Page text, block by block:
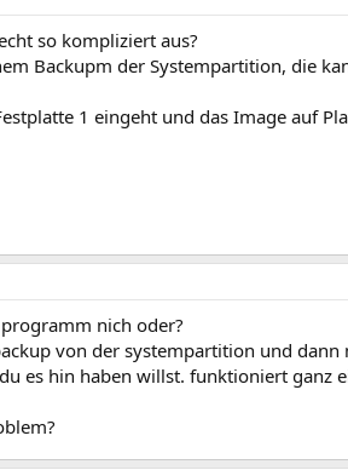
so kompliziert aus?
Backupm der Systempartition, die
1 eingeht und das Image auf
nich oder?
von der systempartition und
es hin haben willst. funktioniert ganz